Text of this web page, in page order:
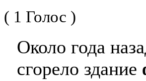
( 1 Голос )
Около года
сгорело здание